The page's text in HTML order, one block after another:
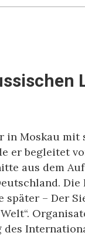
in Moskau mit
er begleitet
aus dem
später – Der
des